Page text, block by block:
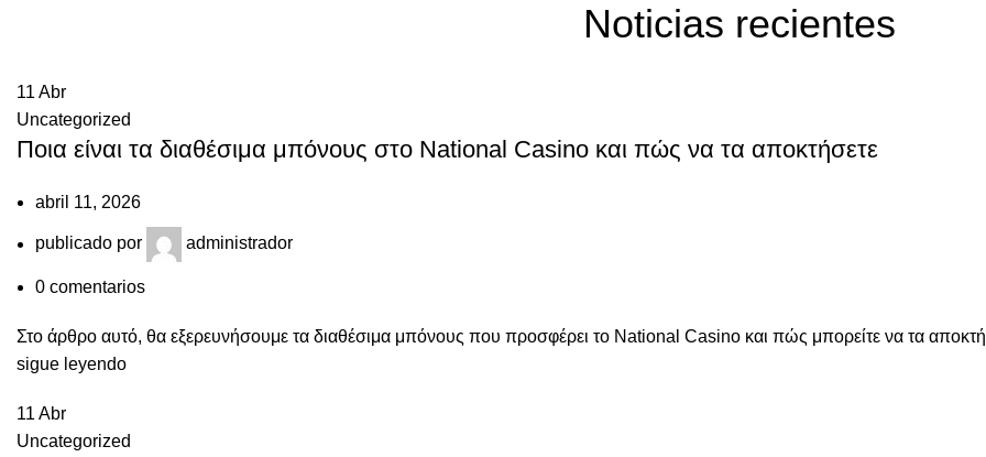
Noticias recientes
11 Abr
Uncategorized
Ποια είναι τα διαθέσιμα μπόνους στο National Casino και πώς να τα αποκτήσετε
abril 11, 2026
publicado por administrador
0 comentarios
Στο άρθρο αυτό, θα εξερευνήσουμε τα διαθέσιμα μπόνους που προσφέρει το National Casino και πώς μπορείτε να τα
sigue leyendo
11 Abr
Uncategorized